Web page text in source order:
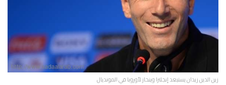
زين الدين زيدان يستبعد إنجلترا وينحاز لأوروبا في المونديال